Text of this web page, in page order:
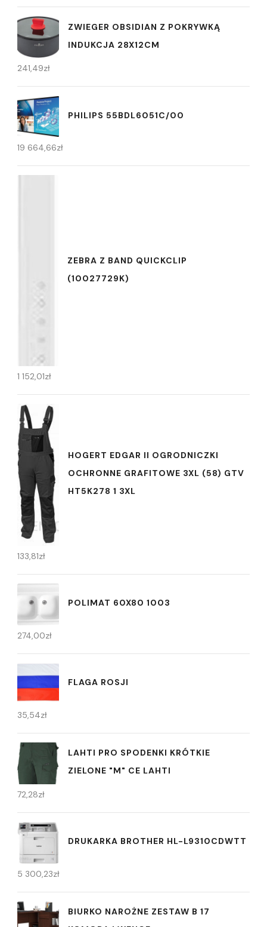
ZWIEGER OBSIDIAN Z POKRYWKĄ
INDUKCJA 28X12CM
241,49zł
PHILIPS 55BDL6051C/00
19 664,66zł
ZEBRA Z BAND QUICKCLIP
(10027729K)
1 152,01zł
HOGERT EDGAR II OGRODNICZKI
OCHRONNE GRAFITOWE 3XL (58) GTV
HT5K278 1 3XL
133,81zł
POLIMAT 60X80 1003
274,00zł
FLAGA ROSJI
35,54zł
LAHTI PRO SPODENKI KRÓTKIE
ZIELONE "M" CE LAHTI
72,28zł
DRUKARKA BROTHER HL-L9310CDWTT
5 300,23zł
BIURKO NAROŻNE ZESTAW B 17